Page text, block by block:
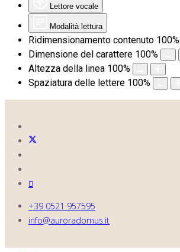
Lettore vocale
Modalità lettura
Ridimensionamento contenuto 100%
Dimensione del carattere 100%
Altezza della linea 100%
Spaziatura delle lettere 100%
+39 0521 957595
info@auroradomus.it